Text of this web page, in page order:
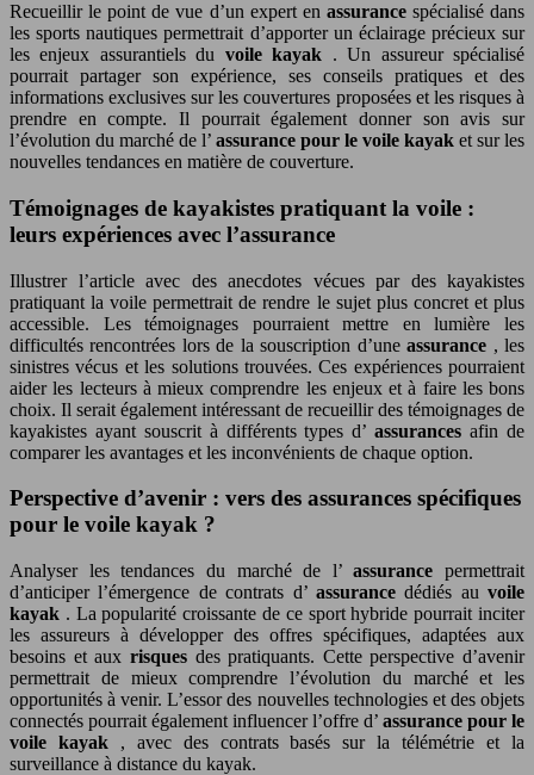
Recueillir le point de vue d’un expert en assurance spécialisé dans
les sports nautiques permettrait d’apporter un éclairage précieux sur
les enjeux assurantiels du voile kayak . Un assureur spécialisé
pourrait partager son expérience, ses conseils pratiques et des
informations exclusives sur les couvertures proposées et les risques à
prendre en compte. Il pourrait également donner son avis sur
l’évolution du marché de l’ assurance pour le voile kayak et sur les
nouvelles tendances en matière de couverture.
Témoignages de kayakistes pratiquant la voile :
leurs expériences avec l’assurance
Illustrer l’article avec des anecdotes vécues par des kayakistes
pratiquant la voile permettrait de rendre le sujet plus concret et plus
accessible. Les témoignages pourraient mettre en lumière les
difficultés rencontrées lors de la souscription d’uneassurance , les
sinistres vécus et les solutions trouvées. Ces expériences pourraient
aider les lecteurs à mieux comprendre les enjeux et à faire les bons
choix. Il serait également intéressant de recueillir des témoignages de
kayakistes ayant souscrit à différents types d’assurancesafin de
comparer les avantages et les inconvénients de chaque option.
Perspective d’avenir : vers des assurances spécifiques
pour le voile kayak ?
Analyser les tendances du marché de l’assurance permettrait
d’anticiper l’émergence de contrats d’ assurancedédiés au voile
kayak . La popularité croissante de ce sport hybride pourrait inciter
les assureurs à développer des offres spécifiques, adaptées aux
besoins et aux risques des pratiquants. Cette perspective d’avenir
permettrait de mieux comprendre l’évolution du marché et les
opportunités à venir. L’essor des nouvelles technologies et des objets
connectés pourrait également influencer l’offre d’ assurance pour le
voile kayak , avec des contrats basés sur la télémétrie et la
surveillance à distance du kayak.